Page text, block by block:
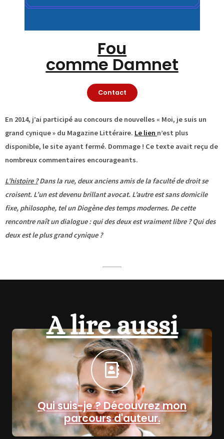
Fou
comme Damnet
Contact
En 2014, j’ai participé au concours de nouvelles « Moi, je suis un
grand cynique » du Magazine Littéraire. Le lien n’est plus
disponible, le site ayant fermé. Dommage ! Ce texte avait reçu de
nombreux commentaires encourageants.
L’histoire ? Dans la rue, deux anciens amis de la faculté de droit se
croisent. L’un est devenu brillant avocat. L’autre est sans domicile
fixe, philosophe, tel un Diogène des temps modernes. De cette
rencontre naît un dialogue : qui des deux est vraiment libre ? Qui des
deux est le plus grand cynique ?
A lire aussi
Qui suis-je ? Découvrez mon
parcours d'auteur.